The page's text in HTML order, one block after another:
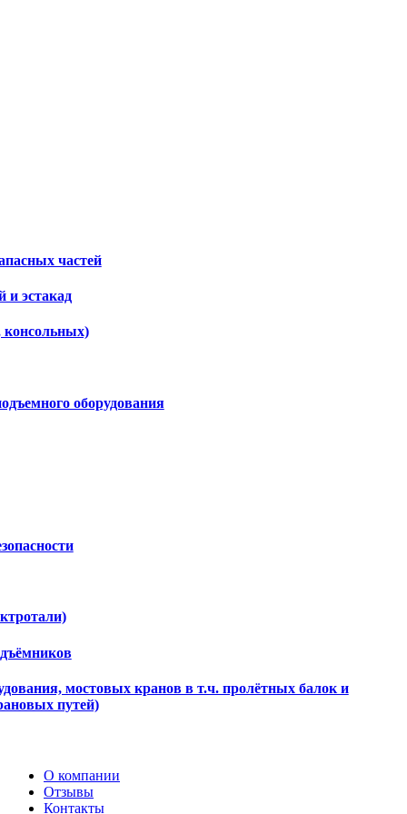
частей
и эстакад
консольных)
оборудования
мостовых кранов в т.ч. пролётных балок и
путей)
О компании
Отзывы
Контакты